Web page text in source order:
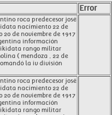
Error
roca predecesor josé
nacimiento 22 de
de noviembre de 1917
información
rango militar
( mendoza , 22 de
la iv división
roca predecesor josé
nacimiento 22 de
de noviembre de 1917
información
rango militar